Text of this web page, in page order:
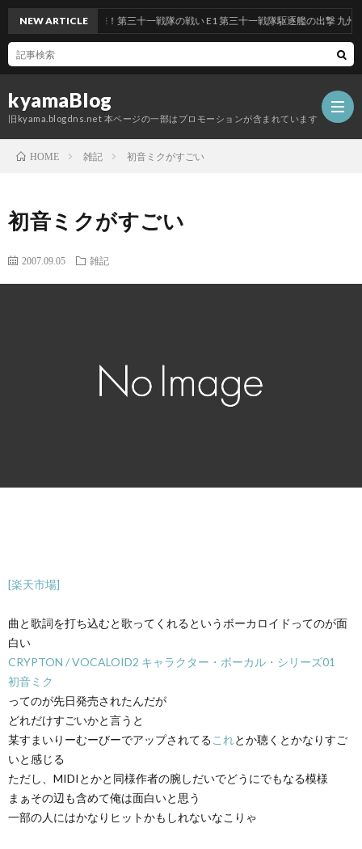
kyamaBlog
旧kyama.blogdns.net 本ページの一部はプロモーションが含まれています
NEW ARTICLE
前段作戦：反撃！第三十一戦隊の戦い E1 第三十一戦隊駆逐艦の出撃 九州沖/南
HOME 雑記 初音ミクがすごい
初音ミクがすごい
2007.09.05 雑記
[楽天市場]
曲と歌詞を打ち込むと歌ってくれるというボーカロイドってのが面
白い
CRYPTON / VOCALOID2 キャラクター・ボーカル・シリーズ01
初音ミク
ってのが先日発売されたんだが
どれだけすごいかと言うと
某すまいりーむーびーでアップされてるこれとか聴くとかなりすご
いと感じる
ただし、MIDIとかと同様作者の腕しだいでどうにでもなる模様
まぁその辺も含めて俺は面白いと思う
一部の人にはかなりヒットかもしれないなこりゃ